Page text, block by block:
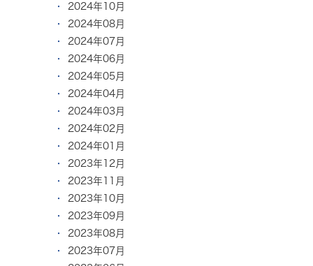
2024年10月
2024年08月
2024年07月
2024年06月
2024年05月
2024年04月
2024年03月
2024年02月
2024年01月
2023年12月
2023年11月
2023年10月
2023年09月
2023年08月
2023年07月